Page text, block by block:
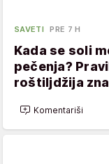
SAVETI PRE 7 H
Kada se soli
pečenja?
roštiljdžija
Komentariši